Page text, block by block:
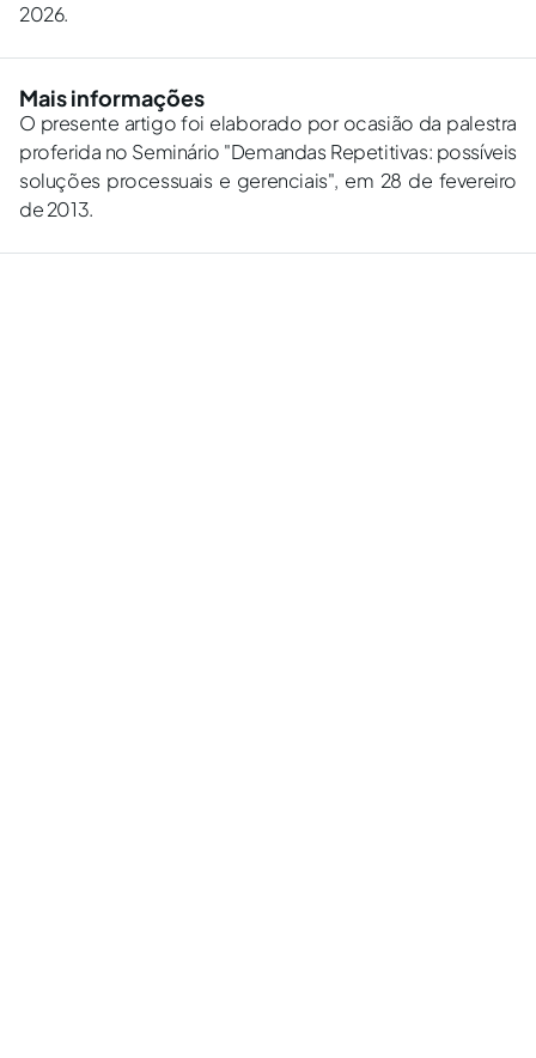
2026.
Mais informações
O presente artigo foi elaborado por ocasião da palestra
proferida no Seminário "Demandas Repetitivas: possíveis
soluções processuais e gerenciais", em 28 de fevereiro
de 2013.